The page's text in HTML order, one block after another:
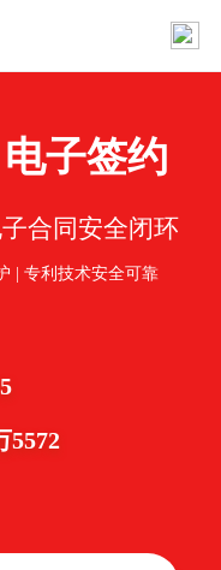
电子签约
合同安全闭环
| 专利技术安全可靠
5572